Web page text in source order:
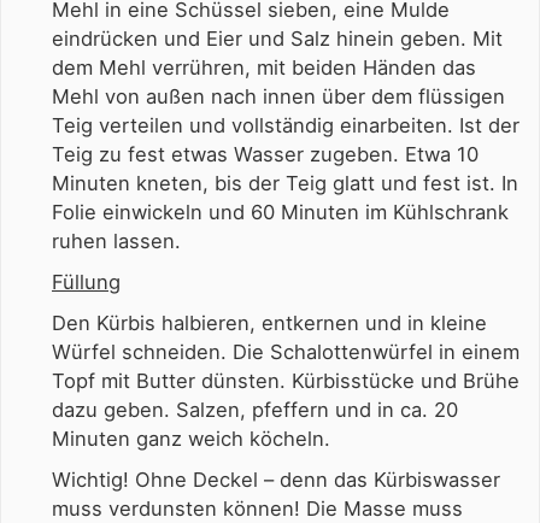
Mehl in eine Schüssel sieben, eine Mulde
eindrücken und Eier und Salz hinein geben. Mit
dem Mehl verrühren, mit beiden Händen das
Mehl von außen nach innen über dem flüssigen
Teig verteilen und vollständig einarbeiten. Ist der
Teig zu fest etwas Wasser zugeben. Etwa 10
Minuten kneten, bis der Teig glatt und fest ist. In
Folie einwickeln und 60 Minuten im Kühlschrank
ruhen lassen.
Füllung
Den Kürbis halbieren, entkernen und in kleine
Würfel schneiden. Die Schalottenwürfel in einem
Topf mit Butter dünsten. Kürbisstücke und Brühe
dazu geben. Salzen, pfeffern und in ca. 20
Minuten ganz weich köcheln.
Wichtig! Ohne Deckel – denn das Kürbiswasser
muss verdunsten können! Die Masse muss